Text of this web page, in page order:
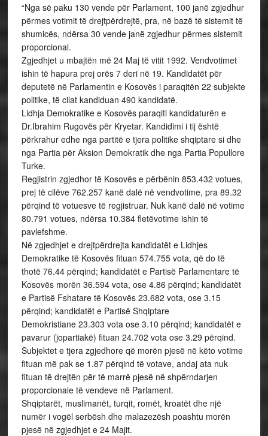
“Nga së paku 130 vende për Parlament, 100 janë zgjedhur
përmes votimit të drejtpërdrejtë, pra, në bazë të sistemit të
shumicës, ndërsa 30 vende janë zgjedhur përmes sistemit
proporcional.
Zgjedhjet u mbajtën më 24 Maj të vitit 1992. Vendvotimet
ishin të hapura prej orës 7 deri në 19. Kandidatët për
deputetë në Parlamentin e Kosovës i paraqitën 22 subjekte
politike, të cilat kandiduan 490 kandidatë.
Lidhja Demokratike e Kosovës paraqiti kandidaturën e
Dr.Ibrahim Rugovës për Kryetar. Kandidimi i tij është
përkrahur edhe nga partitë e tjera politike shqiptare si dhe
nga Partia për Aksion Demokratik dhe nga Partia Popullore
Turke.
Regjistrin zgjedhor të Kosovës e përbënin 853.432 votues,
prej të cilëve 762.257 kanë dalë në vendvotime, pra 89.32
përqind të votuesve të regjistruar. Nuk kanë dalë në votime
80.791 votues, ndërsa 10.384 fletëvotime ishin të
pavlefshme.
Në zgjedhjet e drejtpërdrejta kandidatët e Lidhjes
Demokratike të Kosovës fituan 574.755 vota, që do të
thotë 76.44 përqind; kandidatët e Partisë Parlamentare të
Kosovës morën 36.594 vota, ose 4.86 përqind; kandidatët
e Partisë Fshatare të Kosovës 23.682 vota, ose 3.15
përqind; kandidatët e Partisë Shqiptare
Demokristiane 23.303 vota ose 3.10 përqind; kandidatët e
pavarur (jopartiakë) fituan 24.702 vota ose 3.29 përqind.
Subjektet e tjera zgjedhore që morën pjesë në këto votime
fituan më pak se 1.87 përqind të votave, andaj ata nuk
fituan të drejtën për të marrë pjesë në shpërndarjen
proporcionale të vendeve në Parlament.
Shqiptarët, muslimanët, turqit, romët, kroatët dhe një
numër i vogël serbësh dhe malazezësh poashtu morën
pjesë në zgjedhjet e 24 Majit.